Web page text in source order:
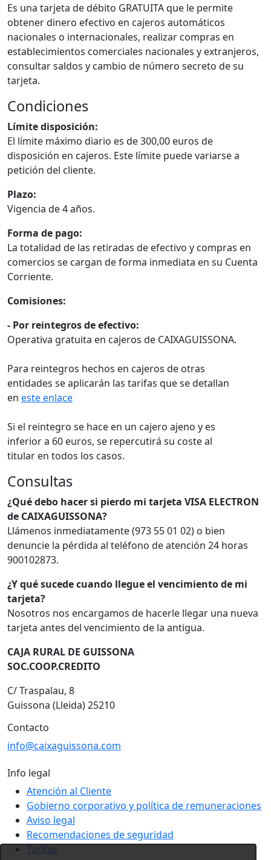
Es una tarjeta de débito GRATUITA que le permite
obtener dinero efectivo en cajeros automáticos
nacionales o internacionales, realizar compras en
establecimientos comerciales nacionales y extranjeros,
consultar saldos y cambio de número secreto de su
tarjeta.
Condiciones
Límite disposición:
El límite máximo diario es de 300,00 euros de
disposición en cajeros. Este límite puede variarse a
petición del cliente.
Plazo:
Vigencia de 4 años.
Forma de pago:
La totalidad de las retiradas de efectivo y compras en
comercios se cargan de forma inmediata en su Cuenta
Corriente.
Comisiones:
- Por reintegros de efectivo:
Operativa gratuita en cajeros de CAIXAGUISSONA.
Para reintegros hechos en cajeros de otras
entidades se aplicarán las tarifas que se detallan
en este enlace
Si el reintegro se hace en un cajero ajeno y es
inferior a 60 euros, se repercutirá su coste al
titular en todos los casos.
Consultas
¿Qué debo hacer si pierdo mi tarjeta VISA ELECTRON
de CAIXAGUISSONA?
Llámenos inmediatamente (973 55 01 02) o bien
denuncie la pérdida al teléfono de atención 24 horas
900102873.
¿Y qué sucede cuando llegue el vencimiento de mi
tarjeta?
Nosotros nos encargamos de hacerle llegar una nueva
tarjeta antes del vencimiento de la antigua.
CAJA RURAL DE GUISSONA
SOC.COOP.CREDITO
C/ Traspalau, 8
Guissona (Lleida) 25210
Contacto
info@caixaguissona.com
Info legal
Atención al Cliente
Gobierno corporativo y política de remuneraciones
Aviso legal
Recomendaciones de seguridad
Tarifas